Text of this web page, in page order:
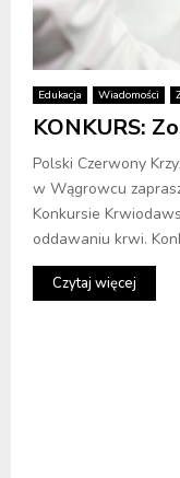
Edukacja Wiadomości
KONKURS:
Polski Czerwony
w Wągrowcu
Konkursie
oddawaniu krwi.
Czytaj więcej